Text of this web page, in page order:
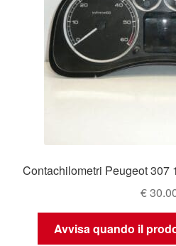
Contachilometri Peugeot 307
€
Avvisa quando il